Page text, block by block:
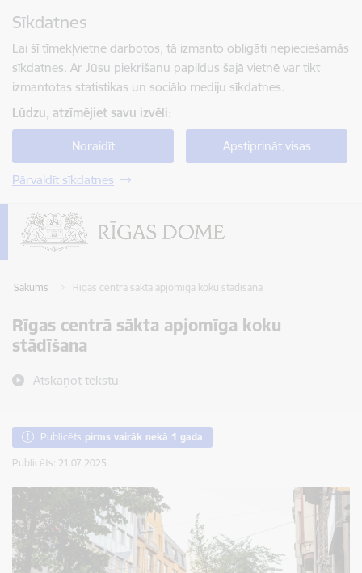
Sīkdatnes
Lai šī tīmekļvietne darbotos, tā izmanto obligāti nepieciešamās
sīkdatnes. Ar Jūsu piekrišanu papildus šajā vietnē var tikt
izmantotas statistikas un sociālo mediju sīkdatnes.
Lūdzu, atzīmējiet savu izvēli:
Noraidīt Apstiprināt visas
Pārvaldīt sīkdatnes
Sākums Rīgas centrā sākta apjomīga koku stādīšana
Rīgas centrā sākta apjomīga koku
stādīšana
Atskaņot tekstu
Publicēts pirms vairāk nekā 1 gada
Publicēts: 21.07.2025.